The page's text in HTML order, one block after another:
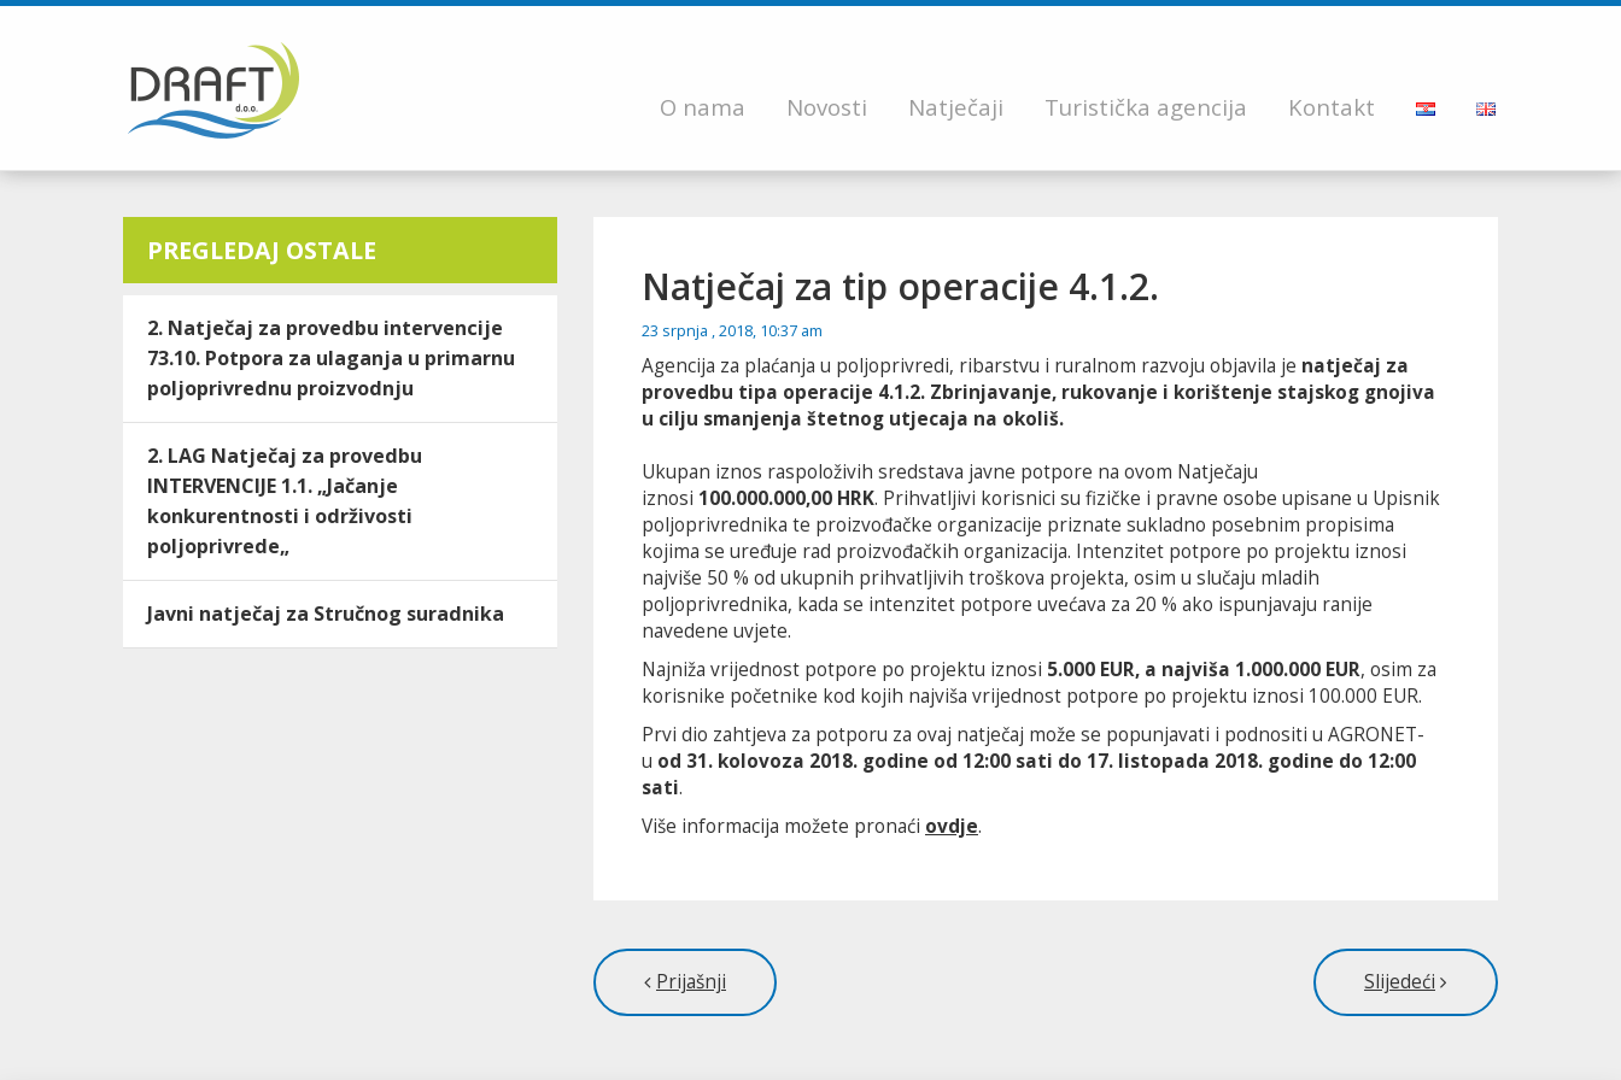
O nama Novosti Natječaji Turistička agencija Kontakt
PREGLEDAJ OSTALE
2. Natječaj za provedbu intervencije
73.10. Potpora za ulaganja u primarnu
poljoprivrednu proizvodnju
2. LAG Natječaj za provedbu
INTERVENCIJE 1.1. „Jačanje
konkurentnosti i održivosti
poljoprivrede„
Javni natječaj za Stručnog suradnika
Natječaj za tip operacije 4.1.2.
23 srpnja , 2018, 10:37 am
Agencija za plaćanja u poljoprivredi, ribarstvu i ruralnom razvoju objavila je natječaj za
provedbu tipa operacije 4.1.2. Zbrinjavanje, rukovanje i korištenje stajskog gnojiva
u cilju smanjenja štetnog utjecaja na okoliš.
Ukupan iznos raspoloživih sredstava javne potpore na ovom Natječaju
iznosi 100.000.000,00 HRK. Prihvatljivi korisnici su fizičke i pravne osobe upisane u Upisnik
poljoprivrednika te proizvođačke organizacije priznate sukladno posebnim propisima
kojima se uređuje rad proizvođačkih organizacija. Intenzitet potpore po projektu iznosi
najviše 50 % od ukupnih prihvatljivih troškova projekta, osim u slučaju mladih
poljoprivrednika, kada se intenzitet potpore uvećava za 20 % ako ispunjavaju ranije
navedene uvjete.
Najniža vrijednost potpore po projektu iznosi 5.000 EUR, a najviša 1.000.000 EUR, osim za
korisnike početnike kod kojih najviša vrijednost potpore po projektu iznosi 100.000 EUR.
Prvi dio zahtjeva za potporu za ovaj natječaj može se popunjavati i podnositi u AGRONET-
u od 31. kolovoza 2018. godine od 12:00 sati do 17. listopada 2018. godine do 12:00
sati.
Više informacija možete pronaći ovdje.
Prijašnji Slijedeći